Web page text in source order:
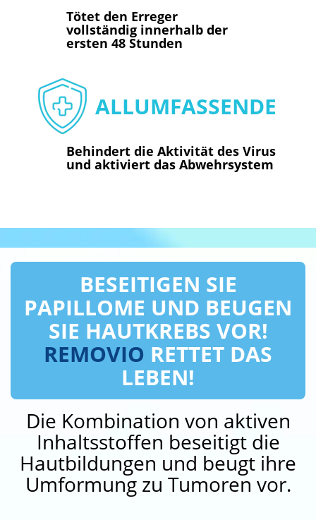
Tötet den Erreger
vollständig innerhalb der
ersten 48 Stunden
ALLUMFASSENDE
Behindert die Aktivität des Virus
und aktiviert das Abwehrsystem
BESEITIGEN SIE
PAPILLOME UND BEUGEN
SIE HAUTKREBS VOR!
REMOVIO RETTET DAS
LEBEN!
Die Kombination von aktiven
Inhaltsstoffen beseitigt die
Hautbildungen und beugt ihre
Umformung zu Tumoren vor.